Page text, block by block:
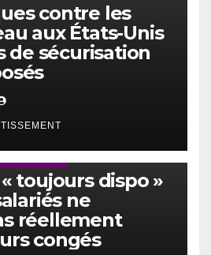
contre les
aux États-Unis
de sécurisation
toujours dispo »
ne
réellement
congés